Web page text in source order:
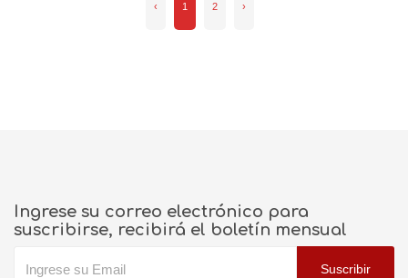
‹ 1 2 ›
Ingrese su correo electrónico para
suscribirse, recibirá el boletín mensual
Suscribir